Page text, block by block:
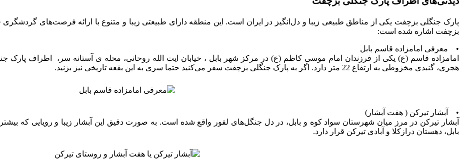
پارک جنگلی بزچفت یکی از مناطق طبیعی زیبا و دل‌انگیز در ایران است. این منطقه دارای طبیعتی زیبا و متنوع با ارائه فرصت‌های
بزچفت اشاره شده است:
• معرفی امامزاده قاسم بابل
امامزاده قاسم (ع) یکی از فرزندان امام موسی کاظم (ع) در مرکز شهر بابل ، خیابان ایت الله روحانی، محله ی آستانه سر، اطراف پارک
هجری، گنبدی مخزوطی به ارتفاع 22 متر دارد. اگر به پارک جنگلی بزچفت سفر می‌کنید حتما سری به این بقعه تاریخی نیز بزنید.
• آبشار تیرکن ( هفت آبشار)
آبشار تیرکن در مرز میان شهرستان سواد کوه و بابل، در دل جنگل‌های لفور واقع شده است. به صورت دقیق این آبشار زیبا و رویایی که
بابل، دهستان درازکلا و آبادی تیرکن قرار دارد.